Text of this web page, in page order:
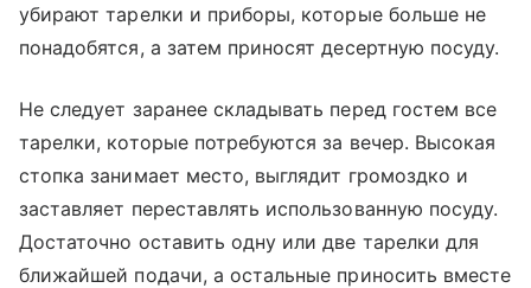
убирают тарелки и приборы, которые больше не
понадобятся, а затем приносят десертную посуду.
Не следует заранее складывать перед гостем все
тарелки, которые потребуются за вечер. Высокая
стопка занимает место, выглядит громоздко и
заставляет переставлять использованную посуду.
Достаточно оставить одну или две тарелки для
ближайшей подачи, а остальные приносить вместе